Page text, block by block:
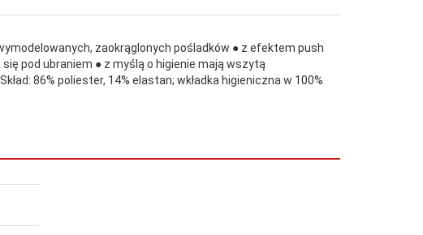
zaokrąglonych pośladków ● z efektem push
pod ubraniem ● z myślą o higienie mają wszytą
86% poliester, 14% elastan; wkładka higieniczna w 100%